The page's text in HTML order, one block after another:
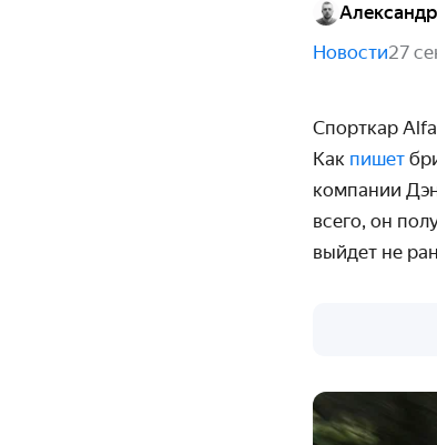
Новости27
Спорткар
Как пишет
компании
всего, он
выйдет не